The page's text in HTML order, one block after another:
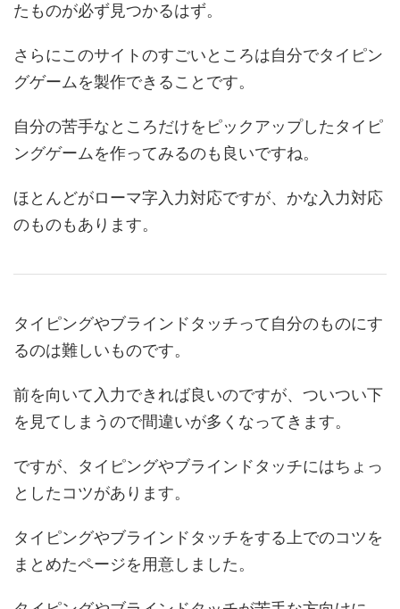
たものが必ず見つかるはず。
さらにこのサイトのすごいところは自分でタイピン
グゲームを製作できることです。
自分の苦手なところだけをピックアップしたタイピ
ングゲームを作ってみるのも良いですね。
ほとんどがローマ字入力対応ですが、かな入力対応
のものもあります。
タイピングやブラインドタッチって自分のものにす
るのは難しいものです。
前を向いて入力できれば良いのですが、ついつい下
を見てしまうので間違いが多くなってきます。
ですが、タイピングやブラインドタッチにはちょっ
としたコツがあります。
タイピングやブラインドタッチをする上でのコツを
まとめたページを用意しました。